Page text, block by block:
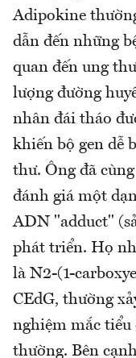
Adipokine
dẫn đến những
quan đến ung
lượng đường
nhân đái tháo
khiến bộ gen dễ
thư. Ông đã
đánh giá một
ADN "adduct"
phát triển. Họ
là N2-(1-
CEdG, thường
nghiệm mắc
thường. Bên